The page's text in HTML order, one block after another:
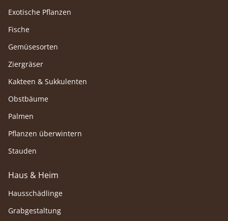
Exotische Pflanzen
Fische
Gemüsesorten
Ziergräser
Kakteen & Sukkulenten
Obstbäume
Palmen
Pflanzen überwintern
Stauden
Haus & Heim
Hausschädlinge
Grabgestaltung